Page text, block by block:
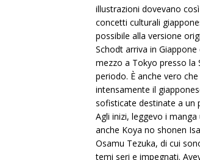
illustrazioni dovevano
concetti culturali
possibile alla versione
Schodt arriva in
mezzo a Tokyo presso la
periodo. È anche vero
intensamente il
sofisticate destinate a un
Agli inizi, leggevo i
anche Koya no shonen
Osamu Tezuka, di cui
temi seri e impegnati.